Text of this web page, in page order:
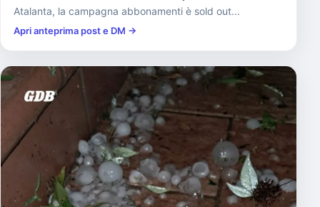
Atalanta, la campagna abbonamenti è sold out...
Apri anteprima post e DM →